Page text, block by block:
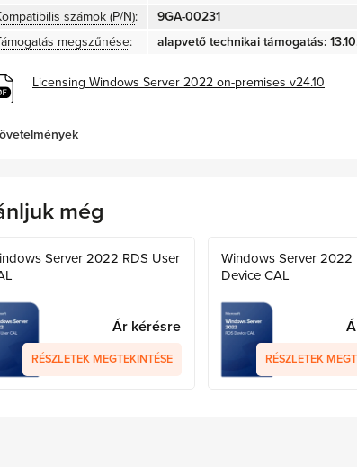
számok (P/N):
9GA-00231
megszűnése: alapvető technikai támogatás:
Licensing Windows Server 2022 on-premises v24.10
még
Server 2022 RDS User
Ár kérésre
RÉSZLETEK MEGTEKINTÉSE
Windows Server 2022
Device CAL
RÉSZLETEK